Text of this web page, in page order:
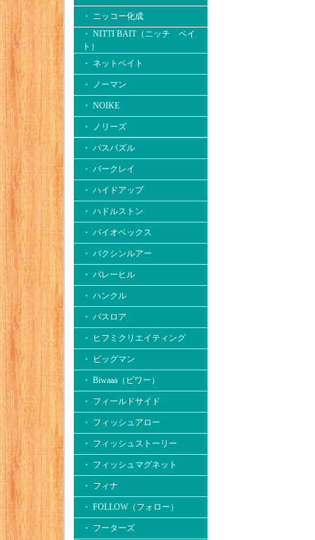
・ ニッコー化成
・ NITTI BAIT（ニッチ ベイ
ト）
・ ネットベイト
・ ノーマン
・ NOIKE
・ ノリーズ
・ バスパズル
・ バークレイ
・ ハイドアップ
・ ハドルストン
・ バイオベックス
・ バクシンルアー
・ バレーヒル
・ ハンクル
・ バスロア
・ ヒフミクリエイティング
・ ビッグマン
・ Biwaaa（ビワー）
・ フィールドサイド
・ フィッシュアロー
・ フィッシュストーリー
・ フィッシュマグネット
・ フィナ
・ FOLLOW（フォロー）
・ フーターズ